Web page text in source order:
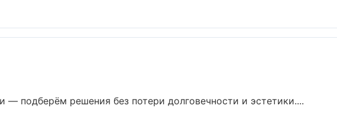
подберём решения без потери долговечности и эстетики....